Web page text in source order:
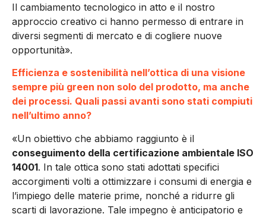
Il cambiamento tecnologico in atto e il nostro
approccio creativo ci hanno permesso di entrare in
diversi segmenti di mercato e di cogliere nuove
opportunità».
Efficienza e sostenibilità nell’ottica di una visione
sempre più green non solo del prodotto, ma anche
dei processi. Quali passi avanti sono stati compiuti
nell’ultimo anno?
«Un obiettivo che abbiamo raggiunto è il
conseguimento della certificazione ambientale ISO
14001. In tale ottica sono stati adottati specifici
accorgimenti volti a ottimizzare i consumi di energia e
l’impiego delle materie prime, nonché a ridurre gli
scarti di lavorazione. Tale impegno è anticipatorio e